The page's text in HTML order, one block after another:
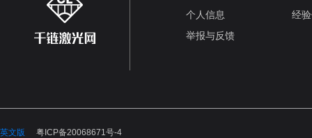
个人信息
举报与反馈
经
英文版 粤ICP备20068671号-4